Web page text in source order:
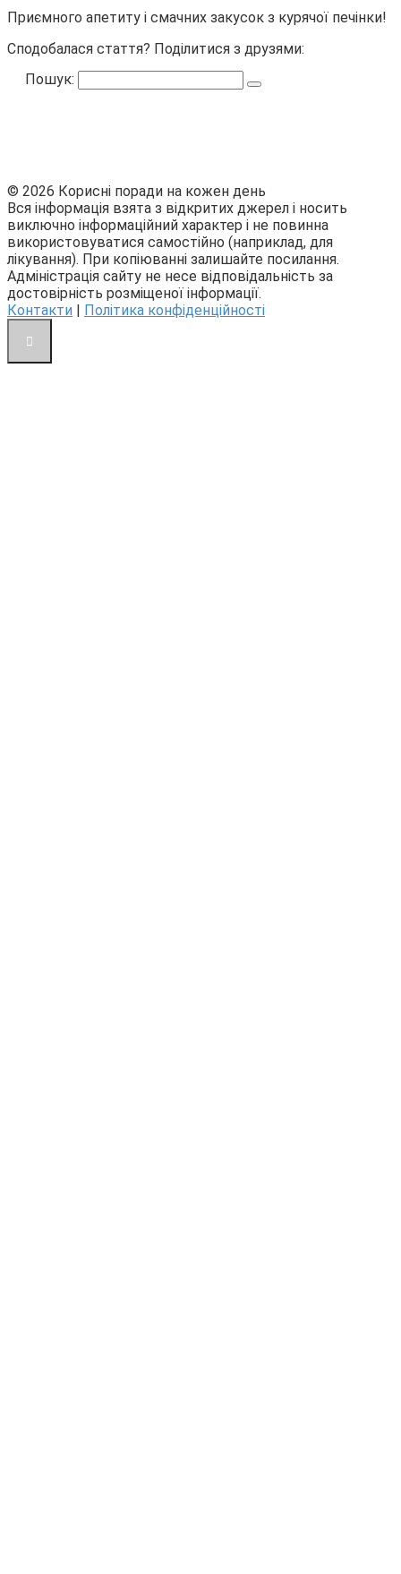
Приємного апетиту і смачних закусок з курячої печінки!
Сподобалася стаття? Поділитися з друзями:
Пошук:
© 2026 Корисні поради на кожен день
Вся інформація взята з відкритих джерел і носить
виключно інформаційний характер і не повинна
використовуватися самостійно (наприклад, для
лікування). При копіюванні залишайте посилання.
Адміністрація сайту не несе відповідальність за
достовірність розміщеної інформації.
Контакти | Політика конфіденційності